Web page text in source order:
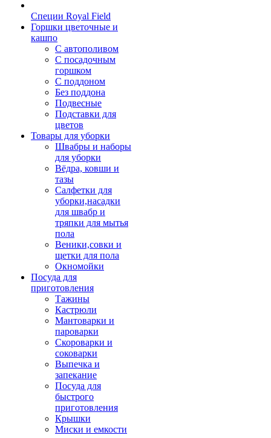
Специи Royal Field
Горшки цветочные и
кашпо
С автополивом
С посадочным
горшком
С поддоном
Без поддона
Подвесные
Подставки для
цветов
Товары для уборки
Швабры и наборы
для уборки
Вёдра, ковши и
тазы
Салфетки для
уборки,насадки
для швабр и
тряпки для мытья
пола
Веники,совки и
щетки для пола
Окномойки
Посуда для
приготовления
Тажины
Кастрюли
Мантоварки и
пароварки
Скороварки и
соковарки
Выпечка и
запекание
Посуда для
быстрого
приготовления
Крышки
Миски и емкости